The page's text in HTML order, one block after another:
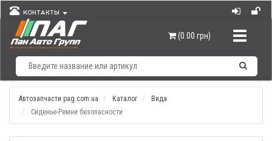
КОНТАКТЫ
(0.00 грн)
Автозапчасти pag.com.ua Каталог
Вида
Сиденье-Ремни безопасности